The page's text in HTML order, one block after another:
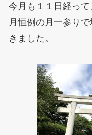
今月も１１日経っ
月恒例の月一参り
きました。